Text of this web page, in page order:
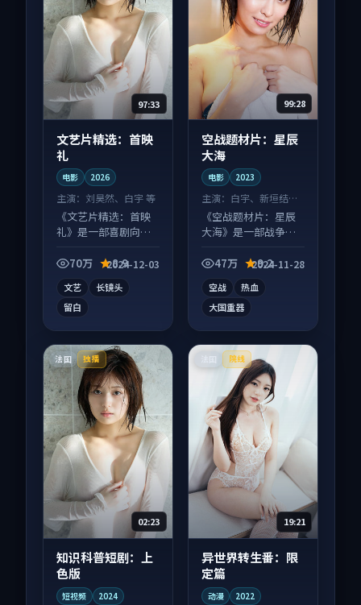
97:33
文艺片精选：首映
礼
电影 2026
主演： 刘昊然、白宇 等
《文艺片精选：首映
礼》是一部喜剧向电
高，适合配弹幕观
70万 8.9
2024-12-03
文艺
长镜头
留白
99:28
空战题材片：星辰
大海
电影 2023
主演： 白宇、新垣结衣
等
《空战题材片：星辰
大海》是一部战争向
端观看，细节更丰
47万 9.2
2024-11-28
空战
热血
大国重器
法国 独播
02:23
知识科普短剧：上
色版
短视频 2024
院线
19:21
异世界转生番：限
定篇
动漫 2022